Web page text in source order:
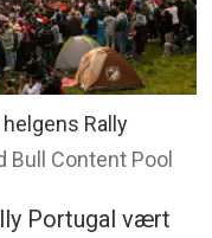
Rally
Bull Content Pool
Portugal vært